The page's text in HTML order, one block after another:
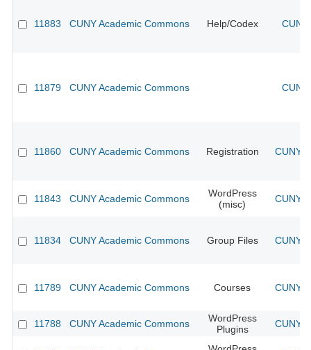
11883 CUNY Academic Commons Help/Codex
11879 CUNY Academic Commons
11860 CUNY Academic Commons Registration CUNY
11843 CUNY Academic Commons
WordPress
(misc)
CUNY
11834 CUNY Academic Commons Group Files CUNY
11789 CUNY Academic Commons Courses CUNY
11788 CUNY Academic Commons
WordPress
Plugins
CUNY